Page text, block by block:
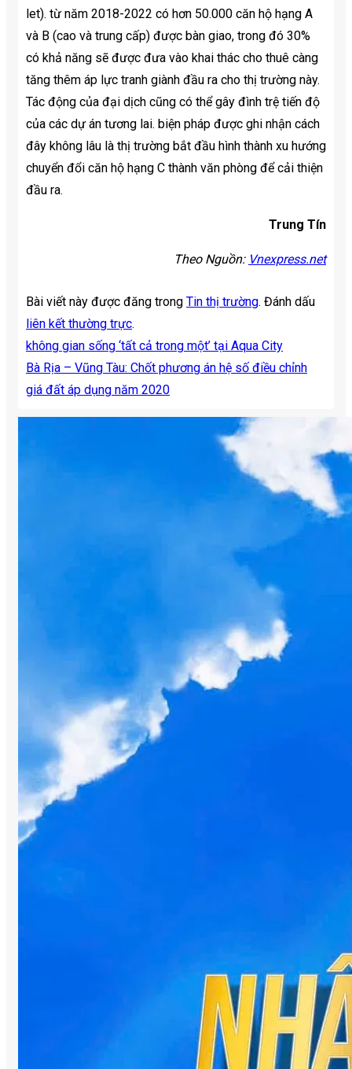
let). từ năm 2018-2022 có hơn 50.000 căn hộ hạng A
và B (cao và trung cấp) được bàn giao, trong đó 30%
có khả năng sẽ được đưa vào khai thác cho thuê càng
tăng thêm áp lực tranh giành đầu ra cho thị trường này.
Tác động của đại dịch cũng có thể gây đình trệ tiến độ
của các dự án tương lai. biện pháp được ghi nhận cách
đây không lâu là thị trường bắt đầu hình thành xu hướng
chuyển đổi căn hộ hạng C thành văn phòng để cải thiện
đầu ra.
Trung Tín
Theo Nguồn: Vnexpress.net
Bài viết này được đăng trong Tin thị trường. Đánh dấu
liên kết thường trực.
không gian sống ‘tất cả trong một’ tại Aqua City
Bà Rịa – Vũng Tàu: Chốt phương án hệ số điều chỉnh
giá đất áp dụng năm 2020